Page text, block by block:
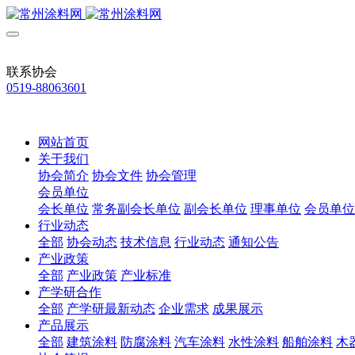
联系协会
0519-88063601
网站首页
关于我们
协会简介 协会文件 协会管理
会员单位
会长单位 常务副会长单位 副会长单位 理事单位 会员单位
行业动态
全部 协会动态 技术信息 行业动态 通知公告
产业政策
全部 产业政策 产业标准
产学研合作
全部 产学研最新动态 企业需求 成果展示
产品展示
全部 建筑涂料 防腐涂料 汽车涂料 水性涂料 船舶涂料 木